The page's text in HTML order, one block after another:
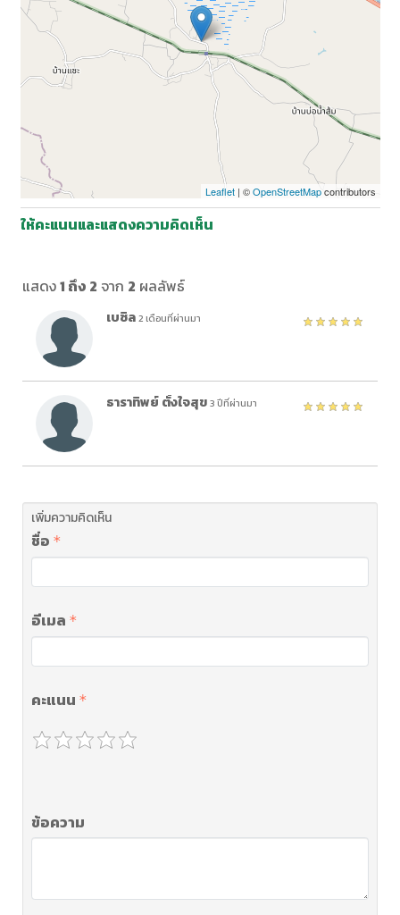
Leaflet| ©OpenStreetMapcontributors
ให้คะแนนและแสดงความคิดเห็น
แสดง1 ถึง 2 จาก 2 ผลลัพธ์
เบซิล2 เดือนที่ผ่านมา
ธาราทิพย์ ตั้งใจสุข3 ปีที่ผ่านมา
เพิ่มความคิดเห็น
ชื่อ
อีเมล
คะแนน
ข้อความ